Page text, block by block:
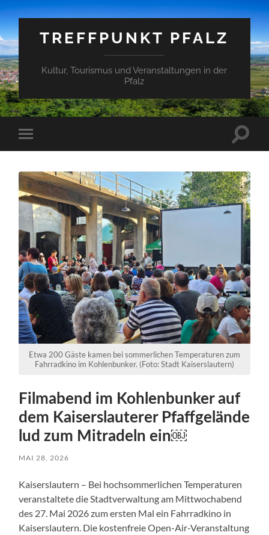
TREFFPUNKT PFALZ
Kultur, Tourismus und Veranstaltungen in der
Pfalz
Mobile-
Menü
Etwa 200 Gäste kamen bei sommerlichen Temperaturen zum
Fahrradkino im Kohlenbunker. (Foto: Stadt Kaiserslautern)
Filmabend im Kohlenbunker auf
dem Kaiserslauterer Pfaffgelände
lud zum Mitradeln ein￼
MAI 28, 2026
Kaiserslautern – Bei hochsommerlichen Temperaturen
veranstaltete die Stadtverwaltung am Mittwochabend
des 27. Mai 2026 zum ersten Mal ein Fahrradkino in
Kaiserslautern. Die kostenfreie Open-Air-Veranstaltung